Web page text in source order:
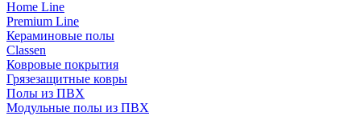
Home Line
Premium Line
Кераминовые полы
Classen
Ковровые покрытия
Грязезащитные ковры
Полы из ПВХ
Модульные полы из ПВХ